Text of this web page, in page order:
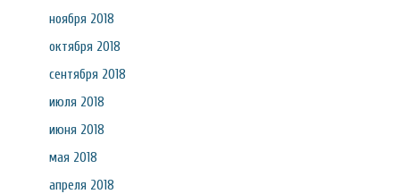
ноября 2018
октября 2018
сентября 2018
июля 2018
июня 2018
мая 2018
апреля 2018